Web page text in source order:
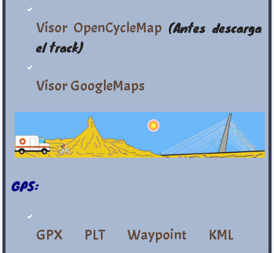
Visor OpenCycleMap (Antes descarga
el track)
Visor GoogleMaps
GPS:
GPX PLT Waypoint KML